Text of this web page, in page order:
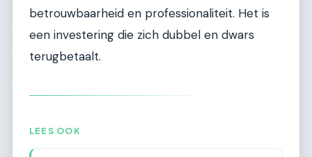
betrouwbaarheid en professionaliteit. Het is
een investering die zich dubbel en dwars
terugbetaalt.
LEES OOK